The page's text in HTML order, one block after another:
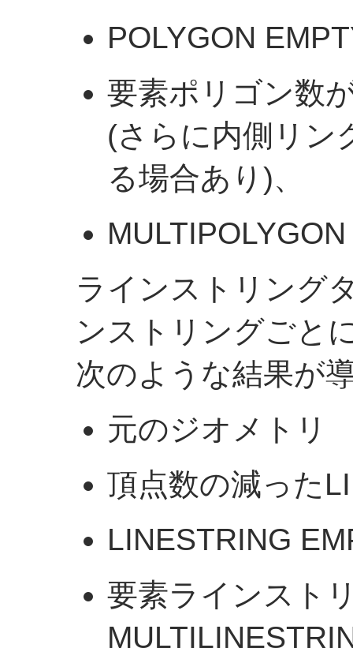
POLYGON
要素ポリゴン数
(さらに内側リン
る場合あり)、
ラインストリング
ンストリングごと
次のような結果が
元のジオメトリ
頂点数の減った
LINESTRING
要素ラインスト